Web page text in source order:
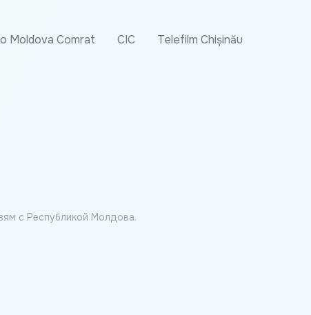
Moldova Comrat CIC
Telefilm Chișinău
с Республикой Молдова.